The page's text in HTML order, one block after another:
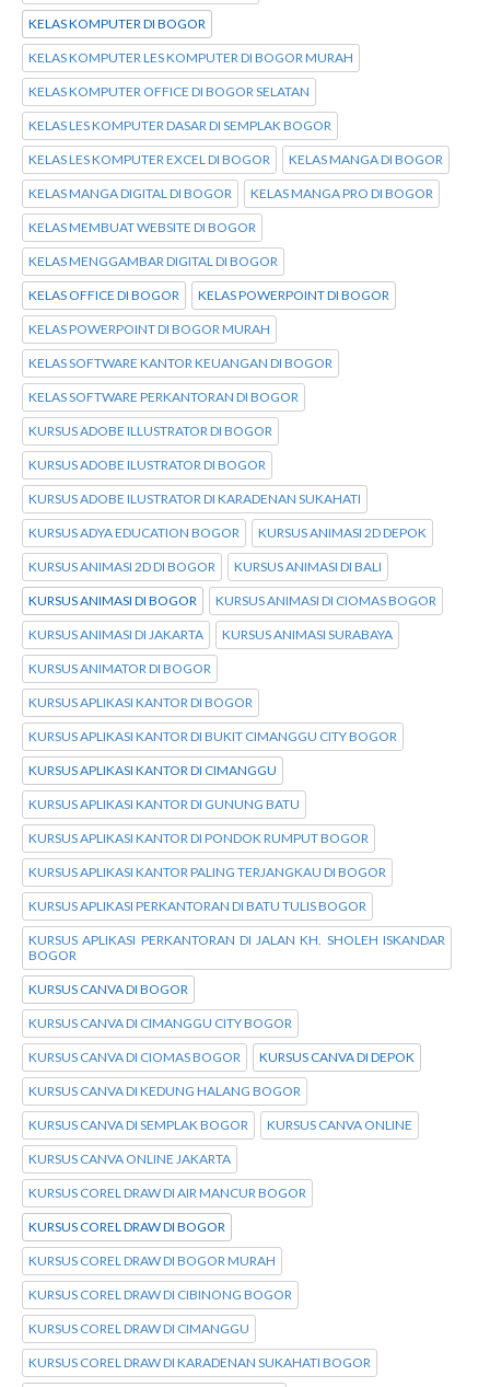
KELAS KOMPUTER DI BOGOR
KELAS KOMPUTER LES KOMPUTER DI BOGOR MURAH
KELAS KOMPUTER OFFICE DI BOGOR SELATAN
KELAS LES KOMPUTER DASAR DI SEMPLAK BOGOR
KELAS LES KOMPUTER EXCEL DI BOGOR KELAS MANGA DI BOGOR
KELAS MANGA DIGITAL DI BOGOR KELAS MANGA PRO DI BOGOR
KELAS MEMBUAT WEBSITE DI BOGOR
KELAS MENGGAMBAR DIGITAL DI BOGOR
KELAS OFFICE DI BOGOR KELAS POWERPOINT DI BOGOR
KELAS POWERPOINT DI BOGOR MURAH
KELAS SOFTWARE KANTOR KEUANGAN DI BOGOR
KELAS SOFTWARE PERKANTORAN DI BOGOR
KURSUS ADOBE ILLUSTRATOR DI BOGOR
KURSUS ADOBE ILUSTRATOR DI BOGOR
KURSUS ADOBE ILUSTRATOR DI KARADENAN SUKAHATI
KURSUS ADYA EDUCATION BOGOR KURSUS ANIMASI 2D DEPOK
KURSUS ANIMASI 2D DI BOGOR KURSUS ANIMASI DI BALI
KURSUS ANIMASI DI BOGOR KURSUS ANIMASI DI CIOMAS BOGOR
KURSUS ANIMASI DI JAKARTA KURSUS ANIMASI SURABAYA
KURSUS ANIMATOR DI BOGOR
KURSUS APLIKASI KANTOR DI BOGOR
KURSUS APLIKASI KANTOR DI BUKIT CIMANGGU CITY BOGOR
KURSUS APLIKASI KANTOR DI CIMANGGU
KURSUS APLIKASI KANTOR DI GUNUNG BATU
KURSUS APLIKASI KANTOR DI PONDOK RUMPUT BOGOR
KURSUS APLIKASI KANTOR PALING TERJANGKAU DI BOGOR
KURSUS APLIKASI PERKANTORAN DI BATU TULIS BOGOR
KURSUS APLIKASI PERKANTORAN DI JALAN KH. SHOLEH ISKANDAR
BOGOR
KURSUS CANVA DI BOGOR
KURSUS CANVA DI CIMANGGU CITY BOGOR
KURSUS CANVA DI CIOMAS BOGOR KURSUS CANVA DI DEPOK
KURSUS CANVA DI KEDUNG HALANG BOGOR
KURSUS CANVA DI SEMPLAK BOGOR KURSUS CANVA ONLINE
KURSUS CANVA ONLINE JAKARTA
KURSUS COREL DRAW DI AIR MANCUR BOGOR
KURSUS COREL DRAW DI BOGOR
KURSUS COREL DRAW DI BOGOR MURAH
KURSUS COREL DRAW DI CIBINONG BOGOR
KURSUS COREL DRAW DI CIMANGGU
KURSUS COREL DRAW DI KARADENAN SUKAHATI BOGOR